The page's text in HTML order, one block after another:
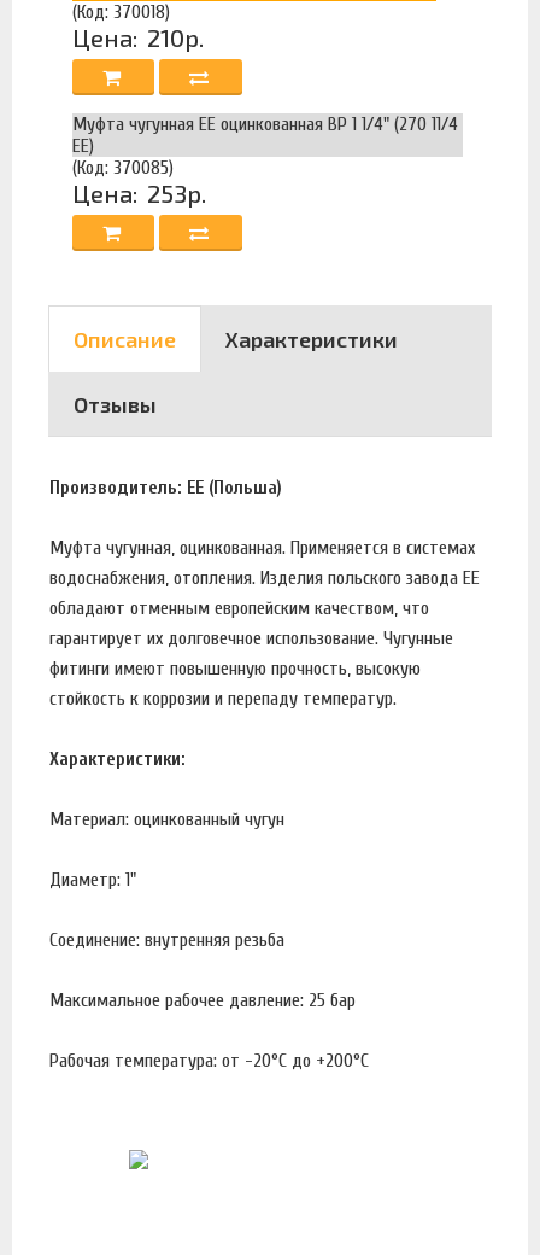
(Код: 370018)
Цена: 210р.
Муфта чугунная ЕЕ оцинкованная ВР 1 1/4" (270 11/4
EE)
(Код: 370085)
Цена: 253р.
Описание Характеристики
Отзывы
Производитель: EE (Польша)
Муфта чугунная, оцинкованная. Применяется в системах
водоснабжения, отопления. Изделия польского завода EE
обладают отменным европейским качеством, что
гарантирует их долговечное использование. Чугунные
фитинги имеют повышенную прочность, высокую
стойкость к коррозии и перепаду температур.
Характеристики:
Материал: оцинкованный чугун
Диаметр: 1"
Соединение: внутренняя резьба
Максимальное рабочее давление: 25 бар
Рабочая температура: от -20°С до +200°С